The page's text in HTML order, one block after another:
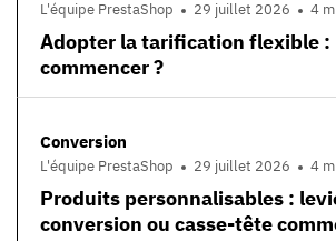
L'équipe PrestaShop 29 juillet 2026 4
Adopter la tarification flexible :
commencer ?
Conversion
L'équipe PrestaShop 29 juillet 2026 4
Produits personnalisables :
conversion ou casse-tête